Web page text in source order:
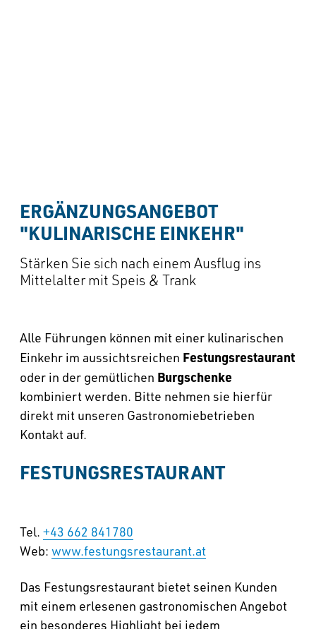
ERGÄNZUNGSANGEBOT
"KULINARISCHE EINKEHR"
Stärken Sie sich nach einem Ausflug ins
Mittelalter mit Speis & Trank
Alle Führungen können mit einer kulinarischen
Einkehr im aussichtsreichen Festungsrestaurant
oder in der gemütlichen Burgschenke
kombiniert werden. Bitte nehmen sie hierfür
direkt mit unseren Gastronomiebetrieben
Kontakt auf.
FESTUNGSRESTAURANT
Tel. +43 662 841780
Web: www.festungsrestaurant.at
Das Festungsrestaurant bietet seinen Kunden
mit einem erlesenen gastronomischen Angebot
ein besonderes Highlight bei jedem